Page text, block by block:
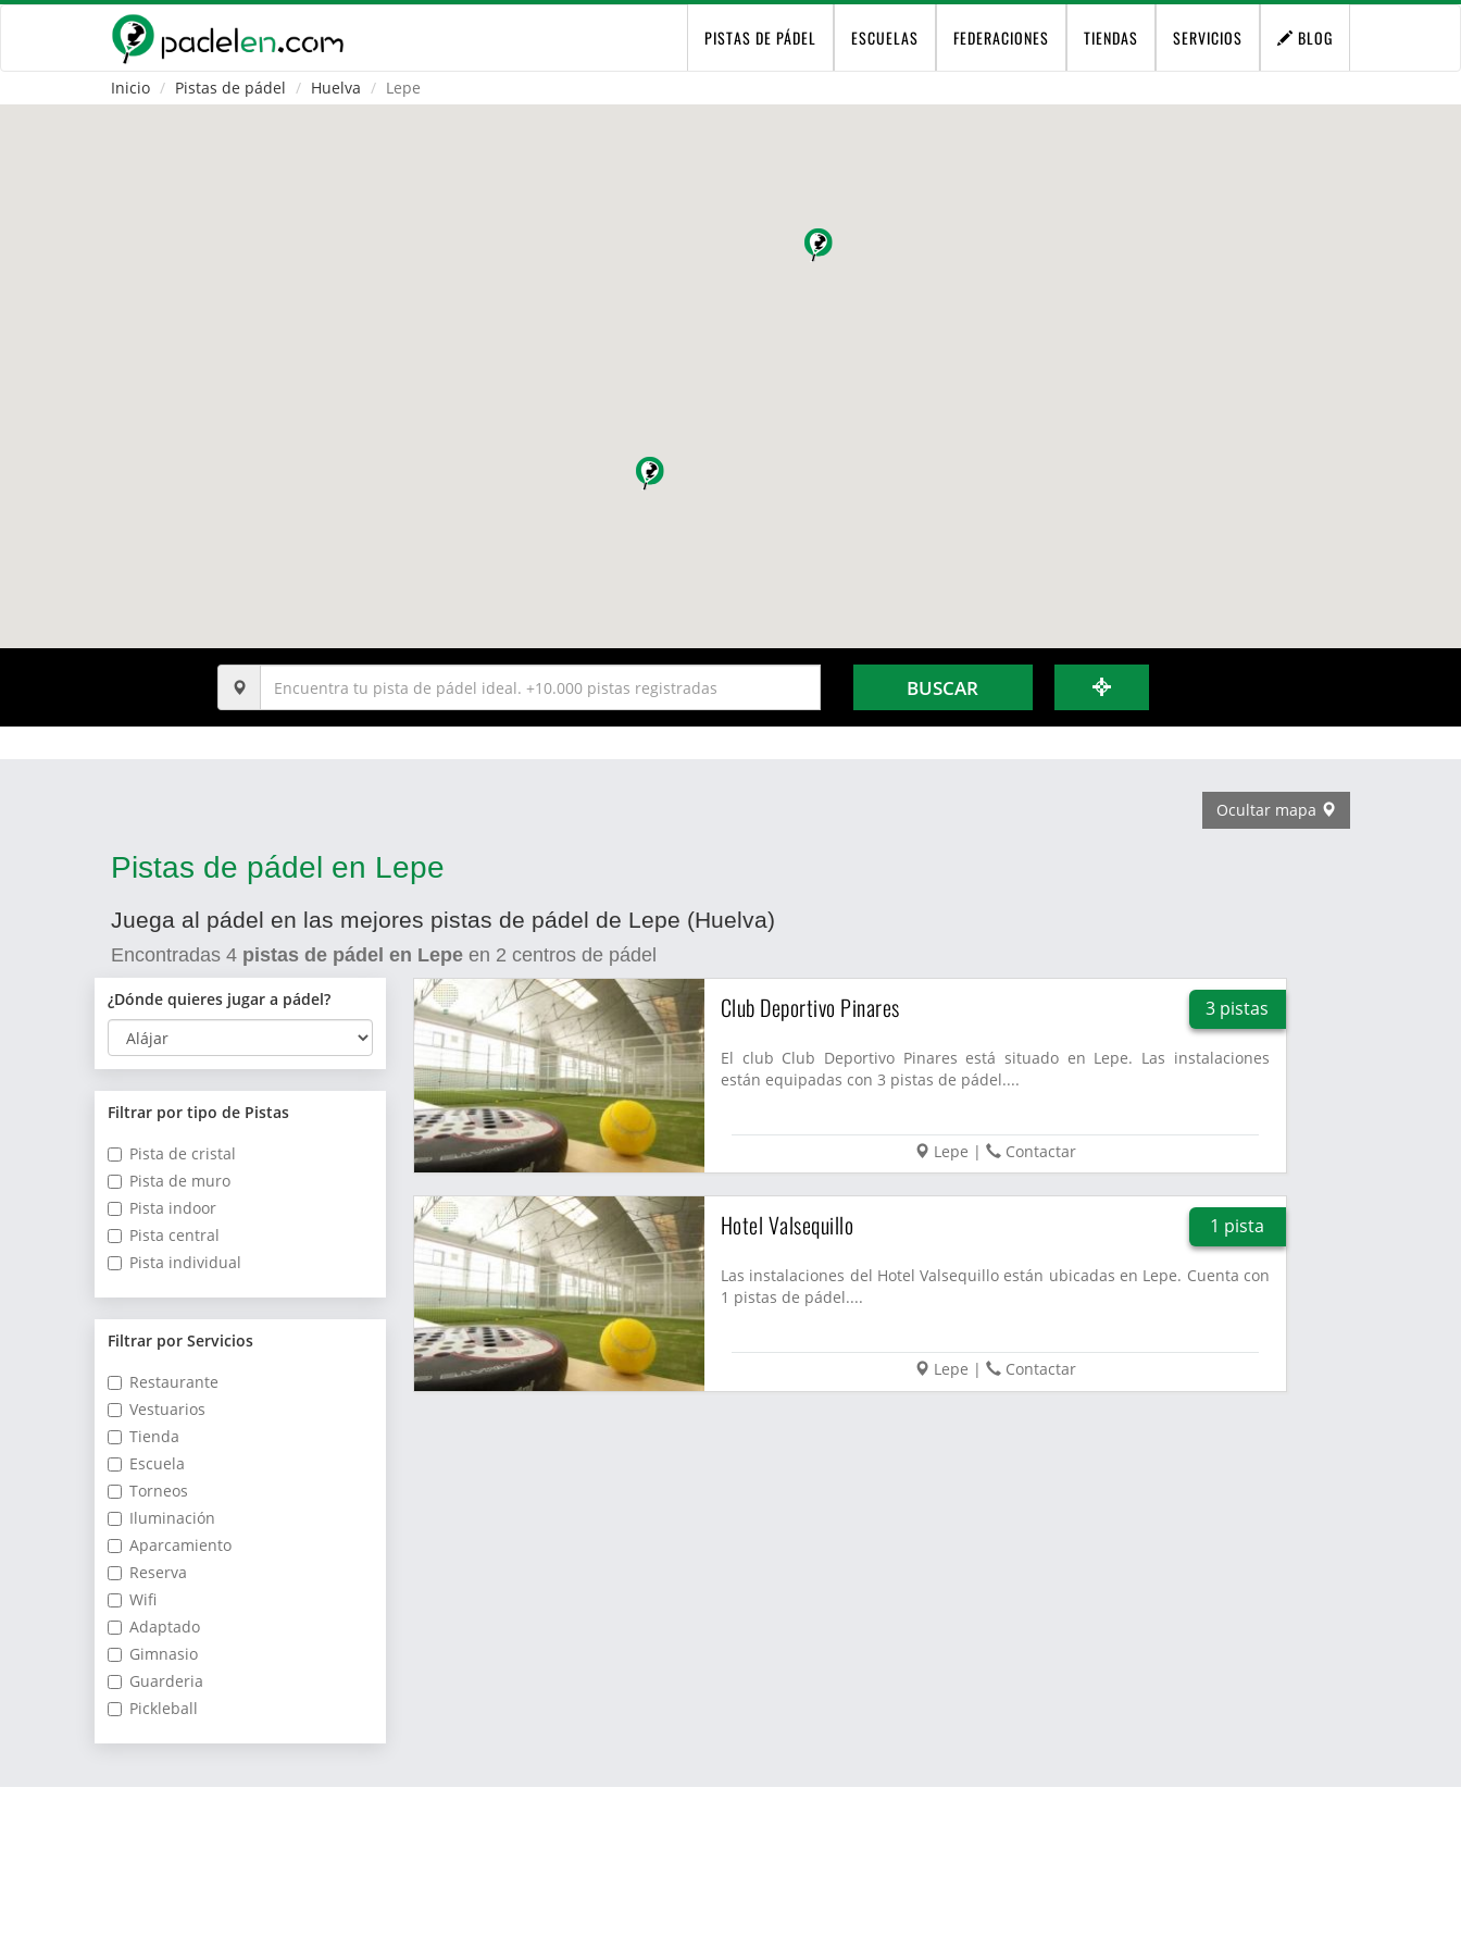
PISTAS DE PÁDEL ESCUELAS FEDERACIONES TIENDAS SERVICIOS BLOG
Inicio Pistas de pádel Huelva Lepe
BUSCAR
Ocultar mapa
Pistas de pádel en Lepe
Juega al pádel en las mejores pistas de pádel de Lepe (Huelva)
Encontradas 4 pistas de pádel en Lepe en 2 centros de pádel
¿Dónde quieres jugar a pádel?
Filtrar por tipo de Pistas
Pista de cristal
Pista de muro
Pista indoor
Pista central
Pista individual
Filtrar por Servicios
Restaurante
Vestuarios
Tienda
Escuela
Torneos
Iluminación
Aparcamiento
Reserva
Wifi
Adaptado
Gimnasio
Guarderia
Pickleball
Club Deportivo Pinares 3 pistas
El club Club Deportivo Pinares está situado en Lepe. Las instalaciones
están equipadas con 3 pistas de pádel....
Lepe | Contactar
Hotel Valsequillo 1 pista
Las instalaciones del Hotel Valsequillo están ubicadas en Lepe. Cuenta con
1 pistas de pádel....
Lepe | Contactar